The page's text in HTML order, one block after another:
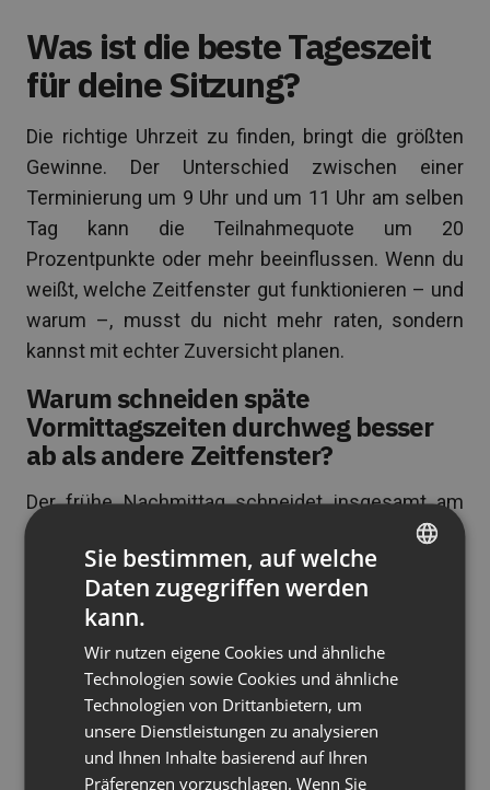
Was ist die beste Tageszeit
für deine Sitzung?
Die richtige Uhrzeit zu finden, bringt die größten
Gewinne. Der Unterschied zwischen einer
Terminierung um 9 Uhr und um 11 Uhr am selben
Tag kann die Teilnahmequote um 20
Prozentpunkte oder mehr beeinflussen. Wenn du
weißt, welche Zeitfenster gut funktionieren – und
warum –, musst du nicht mehr raten, sondern
kannst mit echter Zuversicht planen.
Warum schneiden späte
Vormittagszeiten durchweg besser
ab als andere Zeitfenster?
Der frühe Nachmittag schneidet insgesamt am
besten ab, aber die Daten zeigen, dass der mit
Abstand stärkste Zeitrahmen direkt davor liegt.
Um 11 Uhr – dem Zeitfenster, das deine
Teilnehmer als am besten verfügbar angeben –
erreicht die Teilnahme bis zu 82 % – der höchste
Wert aller in Benchmark-Datensätzen
gemessenen Zeitfenster. Zu diesem Zeitpunkt
des Tages haben die Teilnehmer die E-Mails der
Nacht abgearbeitet, die morgendlichen Standup-
ENGLISH
GERMAN
POLISH
RUSSIAN
SPANISH
Sie bestimmen, auf welche
Daten zugegriffen werden
kann.
Wir nutzen eigene Cookies und ähnliche
Technologien sowie Cookies und ähnliche
Technologien von Drittanbietern, um
unsere Dienstleistungen zu analysieren
und Ihnen Inhalte basierend auf Ihren
Präferenzen vorzuschlagen. Wenn Sie